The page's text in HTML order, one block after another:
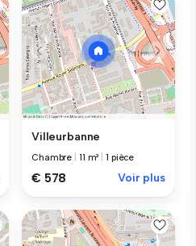
Villeurbanne
Chambre 11 m² |1 pièce
€ 578 Voir plus